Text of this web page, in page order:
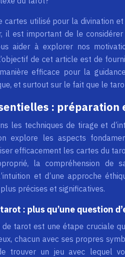
cartes utilisé pour la divination
il est important de le
aider à explorer nos
de cet article est de
efficace pour la
et surtout sur le fait que le
: préparation
les techniques de tirage et
explore les aspects
efficacement les cartes du
la compréhension de
et d’une approche
précises et significatives.
: plus qu’une question
de tarot est une étape cruciale
chacun avec ses propres
trouver un jeu avec lequel